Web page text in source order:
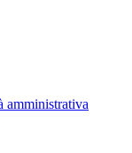
amministrativa